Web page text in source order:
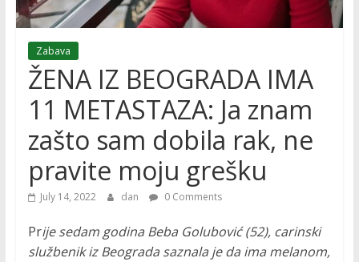
Zabava
ŽENA IZ BEOGRADA IMA
11 METASTAZA: Ja znam
zašto sam dobila rak, ne
pravite moju grešku
July 14, 2022 dan 0 Comments
Prije sedam godina Beba Golubović (52), carinski
službenik iz Beograda saznala je da ima melanom,